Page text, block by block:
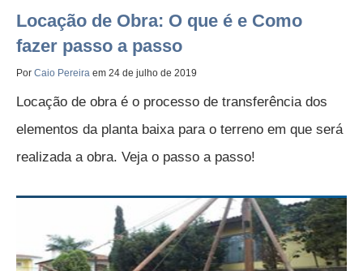
Locação de Obra: O que é e Como
fazer passo a passo
Por Caio Pereira em 24 de julho de 2019
Locação de obra é o processo de transferência dos
elementos da planta baixa para o terreno em que será
realizada a obra. Veja o passo a passo!